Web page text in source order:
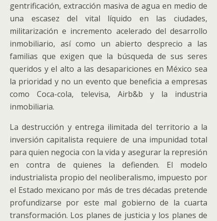
gentrificación, extracción masiva de agua en medio de
una escasez del vital líquido en las ciudades,
militarización e incremento acelerado del desarrollo
inmobiliario, así como un abierto desprecio a las
familias que exigen que la búsqueda de sus seres
queridos y el alto a las desapariciones en México sea
la prioridad y no un evento que beneficia a empresas
como Coca-cola, televisa, Airb&b y la industria
inmobiliaria.
La destrucción y entrega ilimitada del territorio a la
inversión capitalista requiere de una impunidad total
para quien negocia con la vida y asegurar la represión
en contra de quienes la defienden. El modelo
industrialista propio del neoliberalismo, impuesto por
el Estado mexicano por más de tres décadas pretende
profundizarse por este mal gobierno de la cuarta
transformación. Los planes de justicia y los planes de